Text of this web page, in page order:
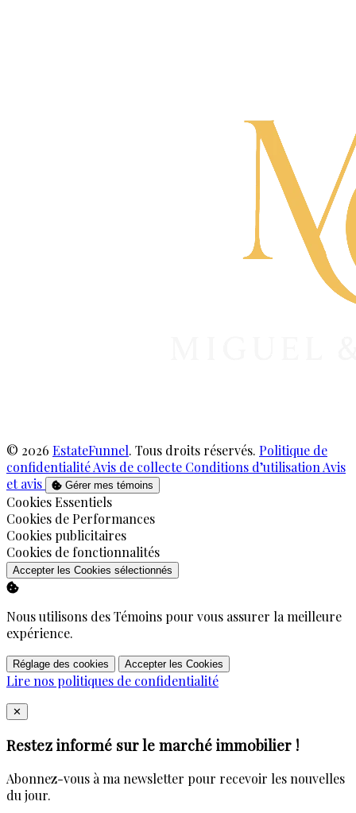
© 2026 EstateFunnel. Tous droits réservés. Politique de
confidentialitéAvis de collecte Conditions d’utilisationAvis
et avis
Gérer mes témoins
Activer
Cookies Essentiels
Activer
Cookies de Performances
Activer
Cookies publicitaires
Activer
Cookies de fonctionnalités
Accepter les Cookies sélectionnés
Nous utilisons des Témoins pour vous assurer la meilleure
expérience.
Réglage des cookies Accepter les Cookies
Lire nos politiques de confidentialité
Close
✕
Restez informé sur le marché immobilier !
Abonnez-vous à ma newsletter pour recevoir les nouvelles
du jour.